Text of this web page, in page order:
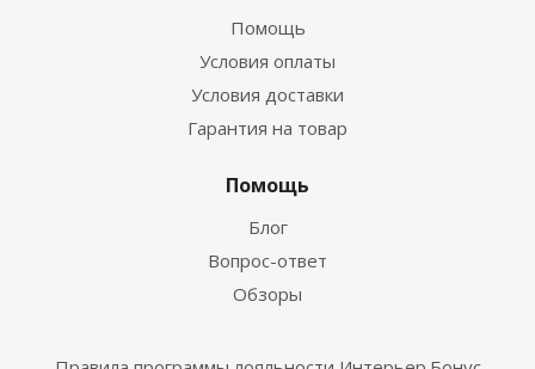
Помощь
Условия оплаты
Условия доставки
Гарантия на товар
Помощь
Блог
Вопрос-ответ
Обзоры